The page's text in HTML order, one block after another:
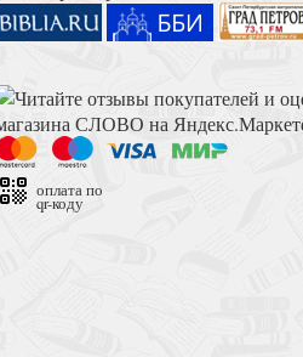
день года
Толкование на Апокалипсис
оплата по
qr-коду